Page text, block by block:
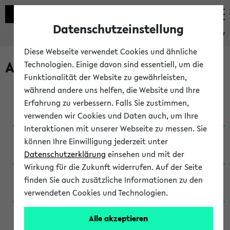
eKVV
Archivierte Studiengänge
Anglistik: British and American Studies / B.A.
(Einschreibung bis WiSe 16/17)
Anglistik: British and American Studies / B.A.
(Einschreibung bis SoSe 2015)
Anglistik: British and American Studies / B.A.
(Einschreibung bis SoSe 2013)
Anglistik: British and American Studies / Ba
(Einschreibung bis SoSe 2011)
Datenschutzeinstellung
Diese Webseite verwendet Cookies und ähnliche
Technologien. Einige davon sind essentiell, um die
Funktionalität der Website zu gewährleisten,
während andere uns helfen, die Website und Ihre
Erfahrung zu verbessern. Falls Sie zustimmen,
verwenden wir Cookies und Daten auch, um Ihre
Interaktionen mit unserer Webseite zu messen. Sie
können Ihre Einwilligung jederzeit unter
Datenschutzerklärung einsehen und mit der
Wirkung für die Zukunft widerrufen. Auf der Seite
finden Sie auch zusätzliche Informationen zu den
verwendeten Cookies und Technologien.
Alle akzeptieren